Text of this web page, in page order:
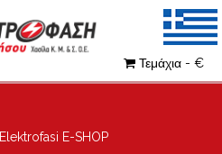
Τεμάχια - €
Elektrofasi E-SHOP